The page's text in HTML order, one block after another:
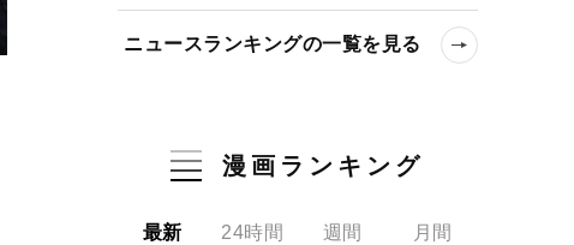
ニュースランキングの一覧を見る
漫画ランキング
最新 24時間 週間 月間